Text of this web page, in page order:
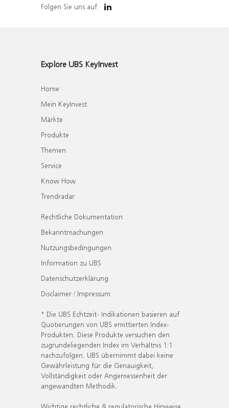
Folgen Sie uns auf
Explore UBS KeyInvest
Home
Mein KeyInvest
Märkte
Produkte
Themen
Service
Know How
Trendradar
Rechtliche Dokumentation
Bekanntmachungen
Nutzungsbedingungen
Information zu UBS
Datenschutzerklärung
Disclaimer / Impressum
* Die UBS Echtzeit- Indikationen basieren auf
Quotierungen von UBS emittierten Index-
Produkten. Diese Produkte versuchen den
zugrundeliegenden Index im Verhältnis 1:1
nachzufolgen. UBS übernimmt dabei keine
Gewährleistung für die Genauigkeit,
Vollständigkeit oder Angemessenheit der
angewandten Methodik.